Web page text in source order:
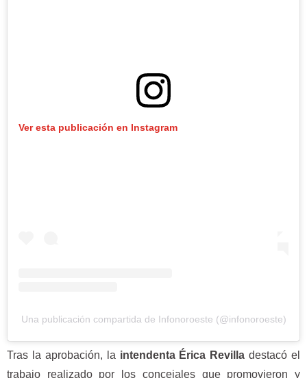
Ver esta publicación en Instagram
Una publicación compartida de Infonoroeste (@infonoroeste)
Tras la aprobación, la intendenta Érica Revilladestacó el
trabajo realizado por los concejales que promovieron y